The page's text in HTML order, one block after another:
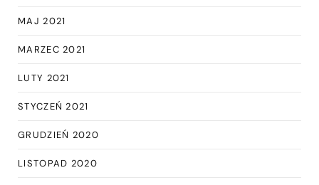
MAJ 2021
MARZEC 2021
LUTY 2021
STYCZEŃ 2021
GRUDZIEŃ 2020
LISTOPAD 2020